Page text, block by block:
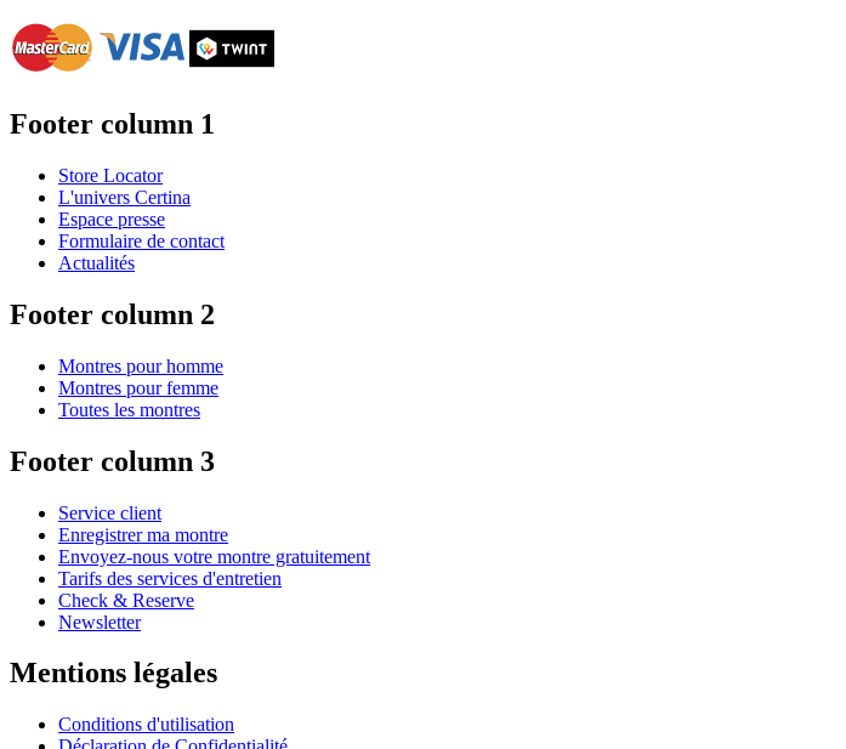
Footer column 1
Store Locator
L'univers Certina
Espace presse
Formulaire de contact
Actualités
Footer column 2
Montres pour homme
Montres pour femme
Toutes les montres
Footer column 3
Service client
Enregistrer ma montre
Envoyez-nous votre montre gratuitement
Tarifs des services d'entretien
Check & Reserve
Newsletter
Mentions légales
Conditions d'utilisation